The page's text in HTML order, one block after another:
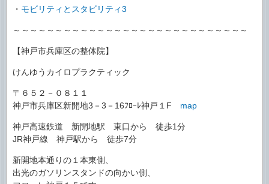
・ モビリティとスタビリティ3
～～～～～～～～～～～～～～～～～～～～～～～～～～～～
【神戸市兵庫区の整体院】
けんゆうカイロプラクティック
〒６５２－０８１１
神戸市兵庫区新開地3－3－16ﾌﾛｰﾚ神戸１F map
神戸高速鉄道 新開地駅 東口から 徒歩1分
JR神戸線 神戸駅から 徒歩7分
新開地本通りの１本東側、
出光のガソリンスタンドの向かい側、